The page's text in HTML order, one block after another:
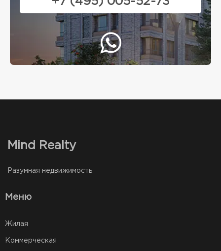
Mind Realty
Разумная недвижимость
Меню
Жилая
Коммерческая